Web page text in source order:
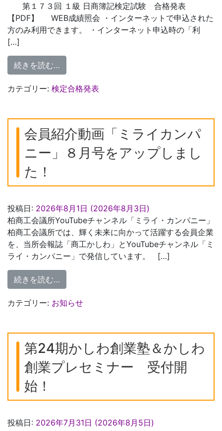
第１７３回 １級 日商簿記検定試験 合格発表
【PDF】 WEB成績照会 ・インターネットで申込された
方のみ利用できます。 ・インターネット申込時の「利
[…]
続きを読む…
カテゴリー: 検定合格発表
会員紹介動画「ミライカンパ
ニー」８月号をアップしまし
た！
投稿日: 2026年8月1日 (2026年8月3日)
柏商工会議所YouTubeチャンネル「ミライ・カンパニー」
柏商工会議所では、輝く未来に向かって活躍する会員企業
を、当所会報誌「商工かしわ」とYouTubeチャンネル「ミ
ライ・カンパニー」で発信しています。 […]
続きを読む…
カテゴリー: お知らせ
第24期かしわ創業塾＆かしわ
創業プレセミナー 受付開
始！
投稿日: 2026年7月31日 (2026年8月5日)